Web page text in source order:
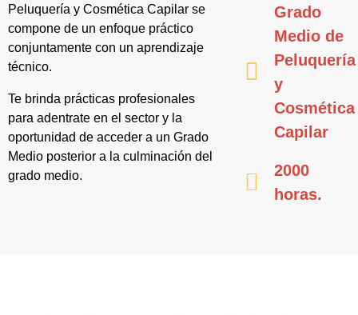
Peluquería y Cosmética Capilar se
compone de un enfoque práctico
conjuntamente con un aprendizaje
técnico.
Te brinda prácticas profesionales
para adentrate en el sector y la
oportunidad de acceder a un Grado
Medio posterior a la culminación del
grado medio.
Grado
Medio de
Peluquería
y
Cosmética
Capilar
2000
horas.